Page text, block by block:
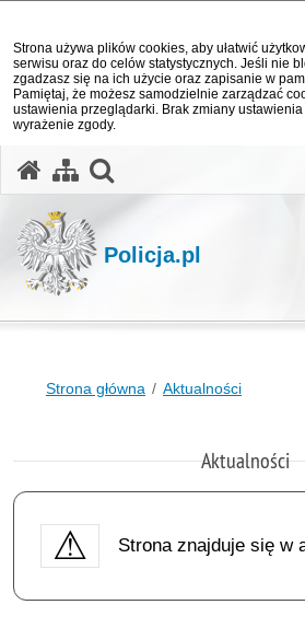
Strona używa plików cookies, aby ułatwić
serwisu oraz do celów statystycznych. Jeśli nie
zgadzasz się na ich użycie oraz zapisanie w
Pamiętaj, że możesz samodzielnie zarządzać
ustawienia przeglądarki. Brak zmiany
wyrażenie zgody.
Policja.pl
Strona główna Aktualności
Aktualności
Strona znajduje się w